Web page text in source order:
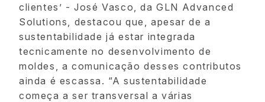
clientes’ - José Vasco, da GLN Advanced
Solutions, destacou que, apesar de a
sustentabilidade já estar integrada
tecnicamente no desenvolvimento de
moldes, a comunicação desses contributos
ainda é escassa. “A sustentabilidade
começa a ser transversal a várias